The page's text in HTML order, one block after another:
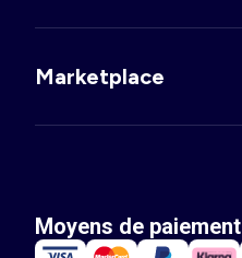
Marketplace
Moyens de paiement